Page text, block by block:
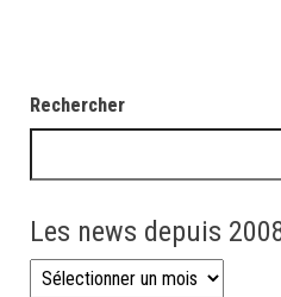
Rechercher
Les news depuis
Les news depuis 2008